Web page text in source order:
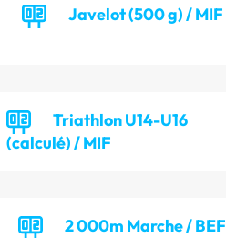
Javelot (500 g) / MIF
Triathlon U14-U16
(calculé) / MIF
2 000m Marche / BEF